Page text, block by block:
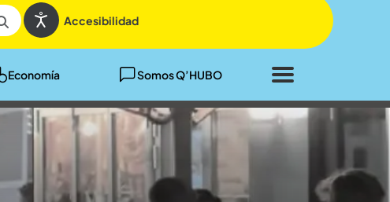
Accesibilidad
Economía Somos Q’HUBO
Cerrar